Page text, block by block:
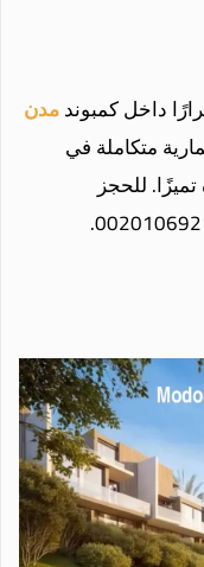
داخل كمبوندمدن
متكاملة في
للحجز